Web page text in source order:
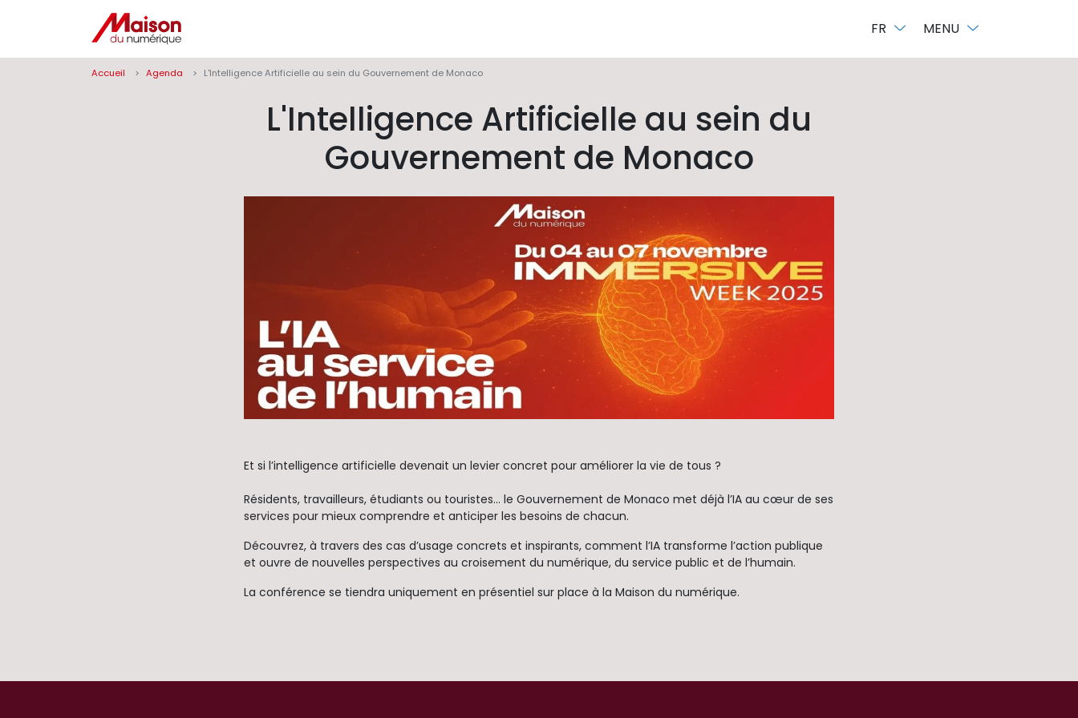
FR MENU
Accueil Agenda L'Intelligence Artificielle au sein du Gouvernement de Monaco
L'Intelligence Artificielle au sein du
Gouvernement de Monaco
Et si l’intelligence artificielle devenait un levier concret pour améliorer la vie de tous ?
Résidents, travailleurs, étudiants ou touristes… le Gouvernement de Monaco met déjà l’IA au cœur de ses
services pour mieux comprendre et anticiper les besoins de chacun.
Découvrez, à travers des cas d’usage concrets et inspirants, comment l’IA transforme l’action publique
et ouvre de nouvelles perspectives au croisement du numérique, du service public et de l’humain.
La conférence se tiendra uniquement en présentiel sur place à la Maison du numérique.